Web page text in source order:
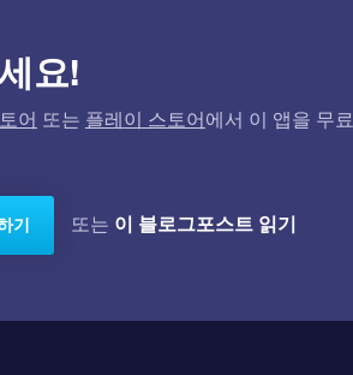
요!
어 또는 플레이 스토어에서 이 앱을 무료
기 또는 이 블로그포스트 읽기